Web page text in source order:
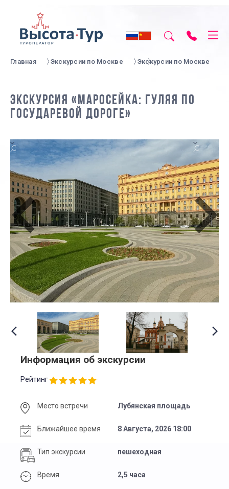
Главная Экскурсии по Москве Экскурсии по Москве
ЭКСКУРСИЯ «МАРОСЕЙКА: ГУЛЯЯ ПО
ГОСУДАРЕВОЙ ДОРОГЕ»
Информация об экскурсии
Рейтинг
Место встречи Лубянская площадь
Ближайшее время 8 Августа, 2026 18:00
Тип экскурсии пешеходная
Время 2,5 часа